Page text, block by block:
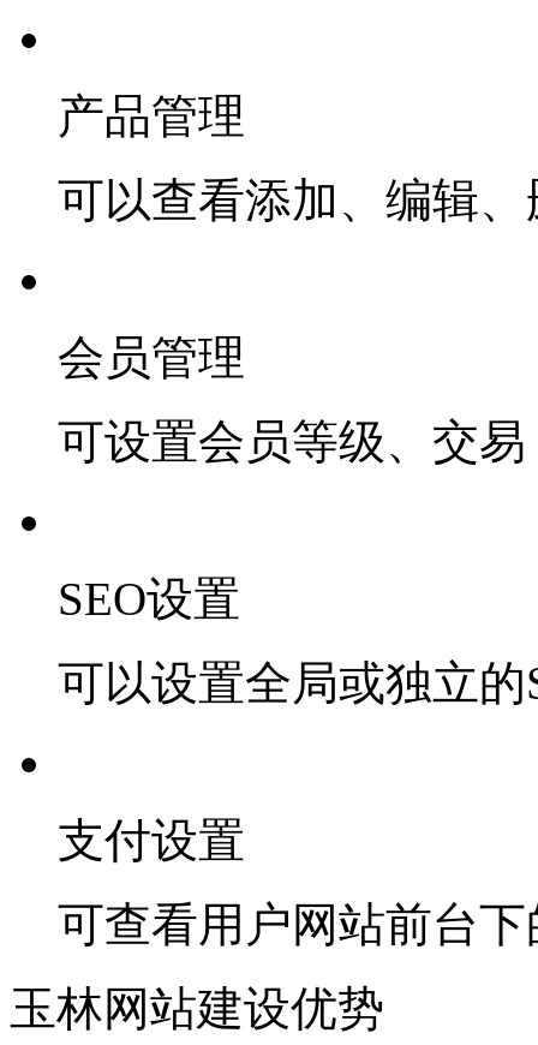
产品管理
可以查看添加、编辑
会员管理
可设置会员等级、交
SEO设置
可以设置全局或独立
支付设置
可查看用户网站前台
玉林网站建设优势